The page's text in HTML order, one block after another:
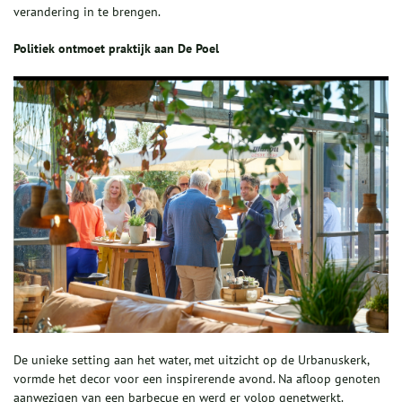
verandering in te brengen.
Politiek ontmoet praktijk aan De Poel
De unieke setting aan het water, met uitzicht op de Urbanuskerk,
vormde het decor voor een inspirerende avond. Na afloop genoten
aanwezigen van een barbecue en werd er volop genetwerkt.